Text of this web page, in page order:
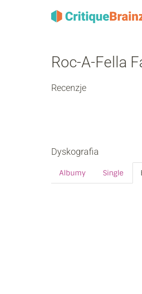
Roc-A-Fella
Recenzje
Dyskografia
Albumy Single